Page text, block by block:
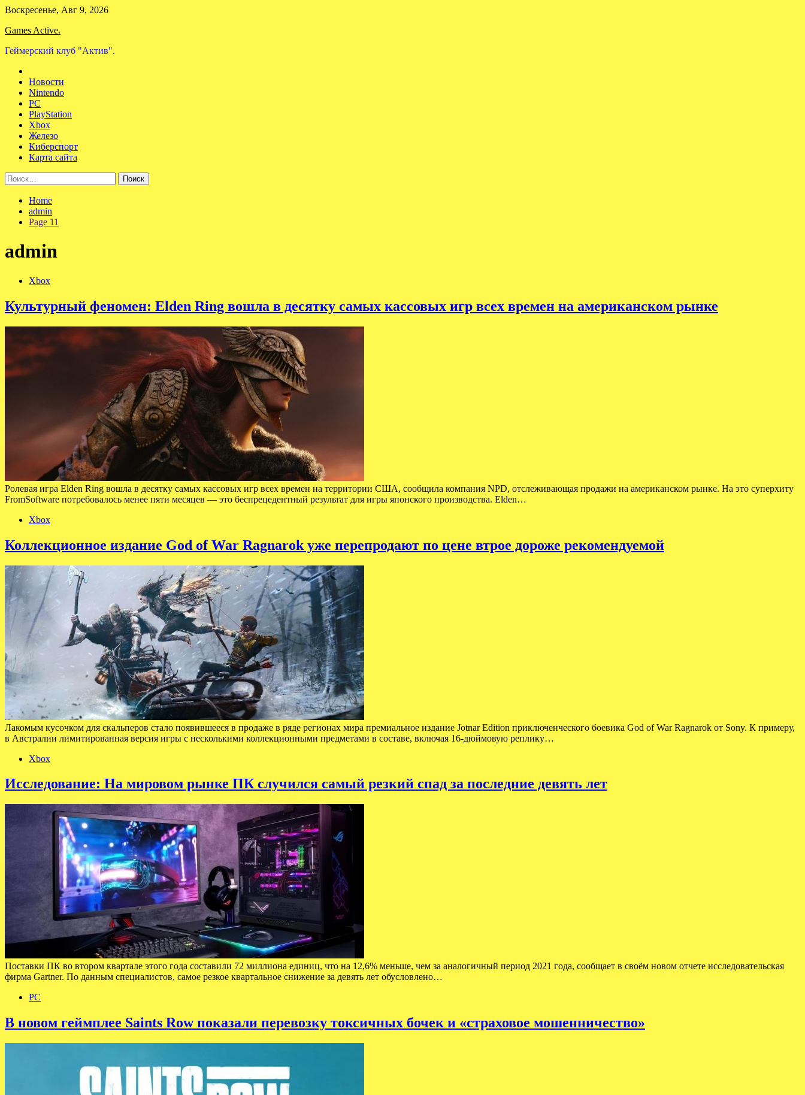
Skip
content
Воскресенье, Авг 9, 2026
Games Active.
Геймерский клуб "Актив".
Новости
Nintendo
PC
PlayStation
Xbox
Железо
Киберспорт
Карта сайта
Найти:
Home
admin
Page 11
admin
Xbox
Культурный феномен: Elden Ring вошла в десятку самых кассовых игр всех времен на американском рынке
Ролевая игра Elden Ring вошла в десятку самых кассовых игр всех времен на территории США, сообщила компания NPD, отслеживающая продажи на американском рынке. На это суперхиту
FromSoftware потребовалось менее пяти месяцев — это беспрецедентный результат для игры японского производства. Elden…
Xbox
Коллекционное издание God of War Ragnarok уже перепродают по цене втрое дороже рекомендуемой
Лакомым кусочком для скальперов стало появившееся в продаже в ряде регионах мира премиальное издание Jotnar Edition приключенческого боевика God of War Ragnarok от Sony. К примеру,
в Австралии лимитированная версия игры с несколькими коллекционными предметами в составе, включая 16-дюймовую реплику…
Xbox
Исследование: На мировом рынке ПК случился самый резкий спад за последние девять лет
Поставки ПК во втором квартале этого года составили 72 миллиона единиц, что на 12,6% меньше, чем за аналогичный период 2021 года, сообщает в своём новом отчете исследовательская
фирма Gartner. По данным специалистов, самое резкое квартальное снижение за девять лет обусловлено…
PC
В новом геймплее Saints Row показали перевозку токсичных бочек и «страховое мошенничество»